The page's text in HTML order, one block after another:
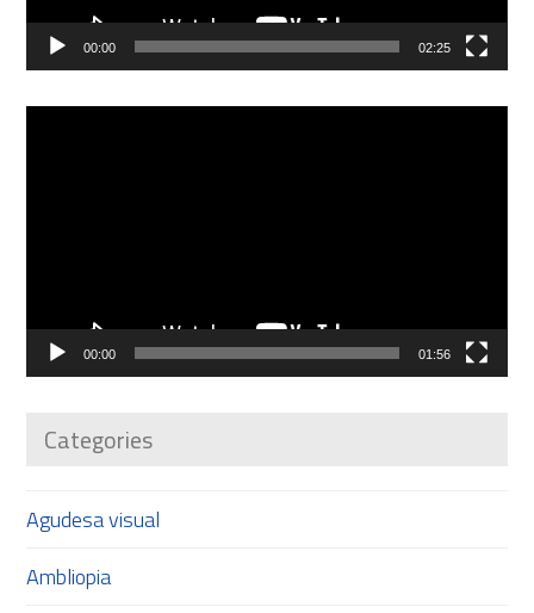
00:00 02:25
00:00 01:56
Categories
Agudesa visual
Ambliopia